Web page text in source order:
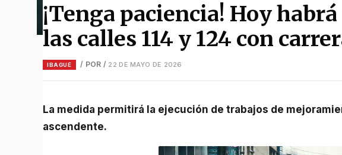
¡Tenga paciencia! Hoy
las calles 114 y 124 con
IBAGUÉ / POR / 22 DE MAYO DE 2026
La medida permitirá la ejecución de trabajos de mejoramiento vial en ese tramo de la calzada
ascendente.